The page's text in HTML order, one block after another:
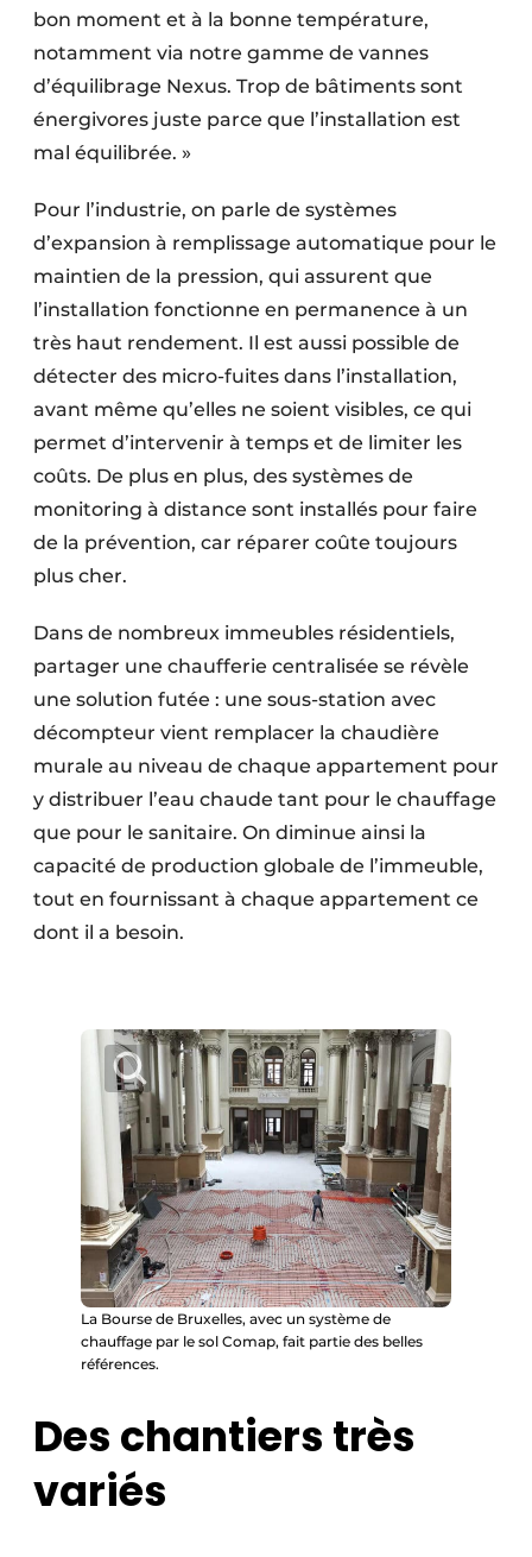
bon moment et à la bonne température,
notamment via notre gamme de vannes
d’équilibrage Nexus. Trop de bâtiments sont
énergivores juste parce que l’installation est
mal équilibrée. »
Pour l’industrie, on parle de systèmes
d’expansion à remplissage automatique pour le
maintien de la pression, qui assurent que
l’installation fonctionne en permanence à un
très haut rendement. Il est aussi possible de
détecter des micro-fuites dans l’installation,
avant même qu’elles ne soient visibles, ce qui
permet d’intervenir à temps et de limiter les
coûts. De plus en plus, des systèmes de
monitoring à distance sont installés pour faire
de la prévention, car réparer coûte toujours
plus cher.
Dans de nombreux immeubles résidentiels,
partager une chaufferie centralisée se révèle
une solution futée : une sous-station avec
décompteur vient remplacer la chaudière
murale au niveau de chaque appartement pour
y distribuer l’eau chaude tant pour le chauffage
que pour le sanitaire. On diminue ainsi la
capacité de production globale de l’immeuble,
tout en fournissant à chaque appartement ce
dont il a besoin.
La Bourse de Bruxelles, avec un système de
chauffage par le sol Comap, fait partie des belles
références.
Des chantiers très
variés